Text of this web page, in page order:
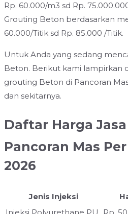
Rp. 60.000/m3 sd Rp.
Grouting Beton berdasarkan
60.000/Titik sd Rp. 85.000 /Titik.
Untuk Anda yang sedang
Beton. Berikut kami lampirkan
grouting Beton di Pancoran
dan sekitarnya.
Daftar Harga
Pancoran Mas
2026
Jenis Injeksi
Injeksi Polyurethane PU
Rp.